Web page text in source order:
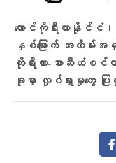
တောင်ကိုရီးယားနိုင်ငံ၊
နှစ်မြောက် အထိမ်း
ကိုရီးယား-အာဆီယံစ
ခုမှာ လှုပ်ရှားမှုတွေ